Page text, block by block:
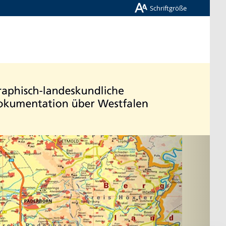
Schriftgröße
Nächste